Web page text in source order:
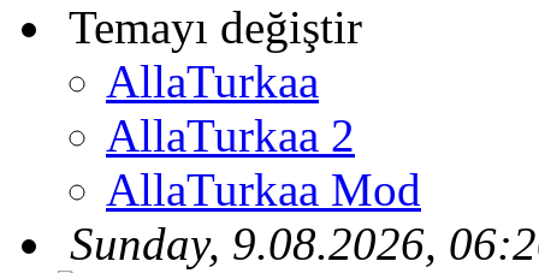
Temayı değiştir
AllaTurkaa
AllaTurkaa 2
AllaTurkaa Mod
Sunday, 9.08.2026,